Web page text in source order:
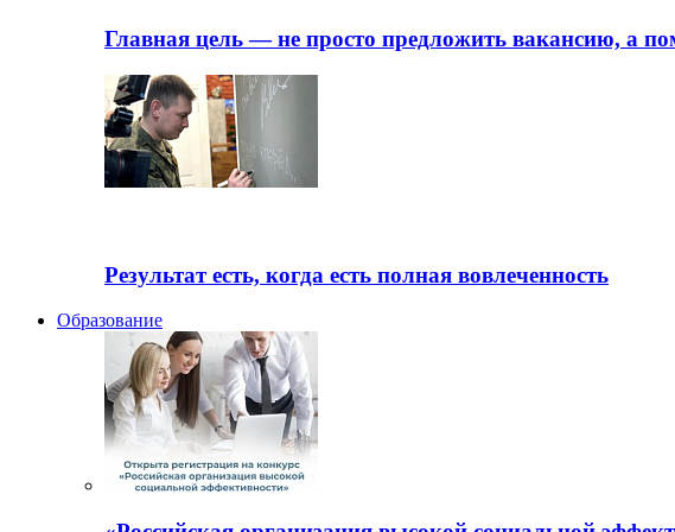
Главная цель — не просто предложить вакансию, а
Результат есть, когда есть полная вовлеченность
Образование